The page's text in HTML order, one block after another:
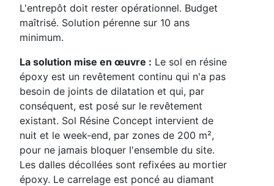
L'entrepôt doit rester opérationnel. Budget
maîtrisé. Solution pérenne sur 10 ans
minimum.
La solution mise en œuvre : Le sol en résine
époxy est un revêtement continu qui n'a pas
besoin de joints de dilatation et qui, par
conséquent, est posé sur le revêtement
existant. Sol Résine Concept intervient de
nuit et le week-end, par zones de 200 m²,
pour ne jamais bloquer l'ensemble du site.
Les dalles décollées sont refixées au mortier
époxy. Le carrelage est poncé au diamant